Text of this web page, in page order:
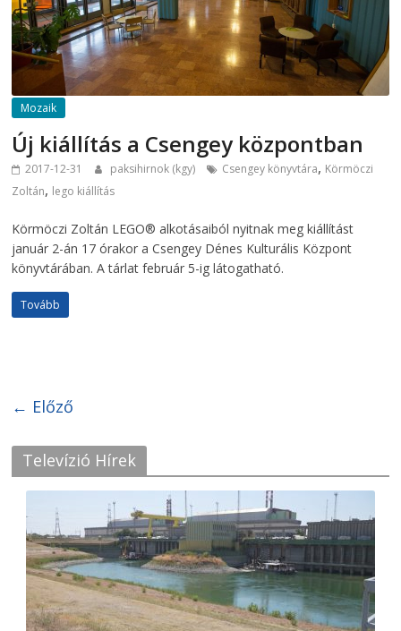
Mozaik
Új kiállítás a Csengey központban
2017-12-31 paksihirnok (kgy) Csengey könyvtára, Körmöczi
Zoltán, lego kiállítás
Körmöczi Zoltán LEGO® alkotásaiból nyitnak meg kiállítást
január 2-án 17 órakor a Csengey Dénes Kulturális Központ
könyvtárában. A tárlat február 5-ig látogatható.
Tovább
← Előző
Televízió Hírek